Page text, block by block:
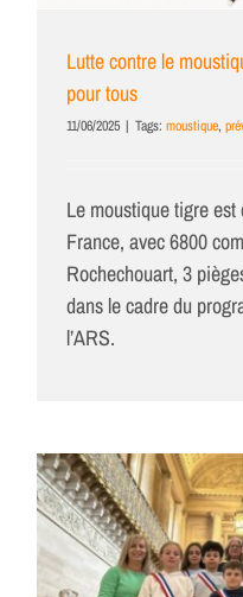
Lutte contre le
pour tous
11/06/2025 | Tags: moustique,
Le moustique tigre
France, avec 6800
Rochechouart, 3
dans le cadre du
l’ARS.